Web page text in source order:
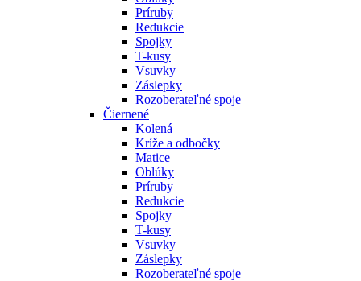
Príruby
Redukcie
Spojky
T-kusy
Vsuvky
Záslepky
Rozoberateľné spoje
Čiernené
Kolená
Kríže a odbočky
Matice
Oblúky
Príruby
Redukcie
Spojky
T-kusy
Vsuvky
Záslepky
Rozoberateľné spoje